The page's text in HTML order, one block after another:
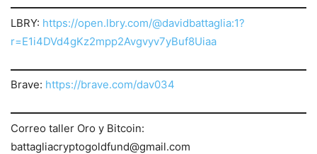
LBRY: https://open.lbry.com/@davidbattaglia:1?
r=E1i4DVd4gKz2mpp2Avgvyv7yBuf8Uiaa
Brave: https://brave.com/dav034
Correo taller Oro y Bitcoin:
battagliacryptogoldfund@gmail.com